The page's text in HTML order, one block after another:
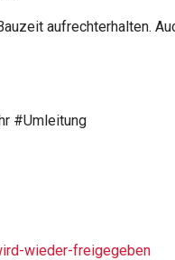
aufrechterhalten.
#Umleitung
wieder-freigegeben